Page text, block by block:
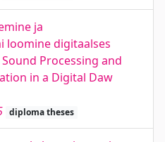
ja
loomine digitaalses
Processing and
in a Digital Daw
diploma theses